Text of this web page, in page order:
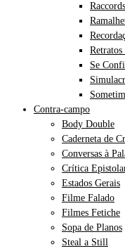
Retratos
Se
Contra-campo
Body Double
Caderneta de
Conversas à
Crítica
Estados Gerais
Filme Falado
Filmes Fetiche
Sopa de Planos
Steal a Still